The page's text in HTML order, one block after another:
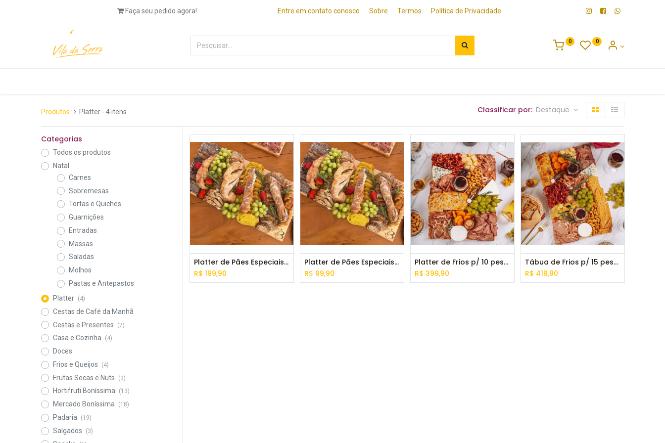
Faça seu pedido agora! Entre em contato conosco Sobre Termos Política de Privacidade
0 0
Produtos Platter- 4 itens Classificar por: Destaque
Categorias
Todos os produtos
Natal
Carnes
Sobremesas
Tortas e Quiches
Guarnições
Entradas
Massas
Saladas
Molhos
Pastas e Antepastos
Platter
(4)
Cestas de Café da Manhã
Cestas e Presentes
(7)
Casa e Cozinha (4)
Doces
Frios e Queijos
(4)
Frutas Secas e Nuts (3)
Hortifruti Boníssima (13)
Mercado Boníssima (18)
Padaria (19)
Salgados (3)
Platter de Pães Especiais Grande
R$199,90
Platter de Pães Especiais Pequeno
R$ 99,90
Platter de Frios p/ 10 pessoas
R$399,90
Tábua de Frios p/ 15 pessoas
R$ 419,90